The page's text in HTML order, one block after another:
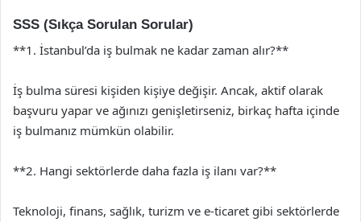
SSS (Sıkça Sorulan Sorular)
**1. İstanbul’da iş bulmak ne kadar zaman alır?**
İş bulma süresi kişiden kişiye değişir. Ancak, aktif olarak
başvuru yapar ve ağınızı genişletirseniz, birkaç hafta içinde
iş bulmanız mümkün olabilir.
**2. Hangi sektörlerde daha fazla iş ilanı var?**
Teknoloji, finans, sağlık, turizm ve e-ticaret gibi sektörlerde